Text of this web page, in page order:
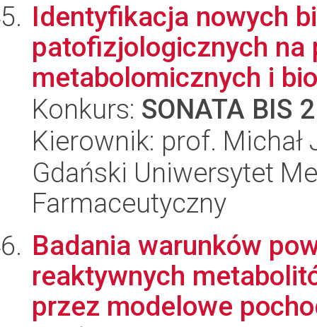
Identyfikacja nowych
patofizjologicznych
metabolomicznych i
Konkurs: SONATA BIS 2
Kierownik: prof.
Gdański Uniwersytet
Farmaceutyczny
Badania warunków
reaktywnych
przez modelowe